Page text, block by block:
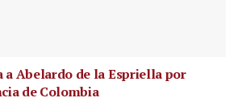
Abelardo de la Espriella por
de Colombia